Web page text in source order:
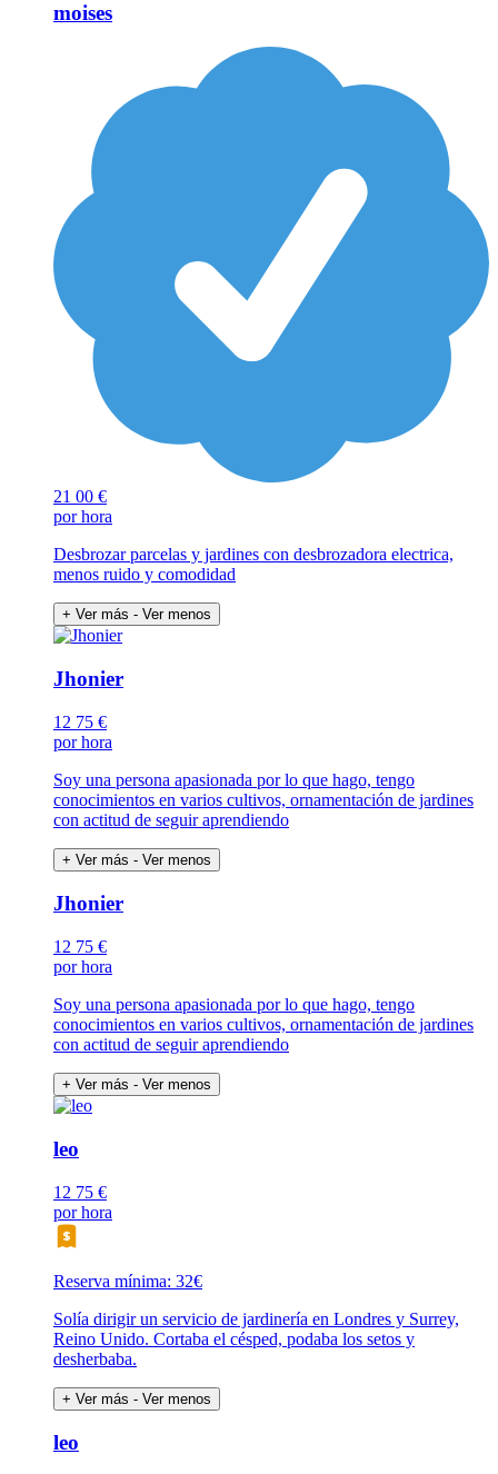
moises
21 00 €
por hora
Desbrozar parcelas y jardines con desbrozadora electrica,
menos ruido y comodidad
+ Ver más - Ver menos
Jhonier
12 75 €
por hora
Soy una persona apasionada por lo que hago, tengo
conocimientos en varios cultivos, ornamentación de jardines
con actitud de seguir aprendiendo
+ Ver más - Ver menos
Jhonier
12 75 €
por hora
Soy una persona apasionada por lo que hago, tengo
conocimientos en varios cultivos, ornamentación de jardines
con actitud de seguir aprendiendo
+ Ver más - Ver menos
leo
12 75 €
por hora
Reserva mínima: 32€
Solía dirigir un servicio de jardinería en Londres y Surrey,
Reino Unido. Cortaba el césped, podaba los setos y
desherbaba.
+ Ver más - Ver menos
leo